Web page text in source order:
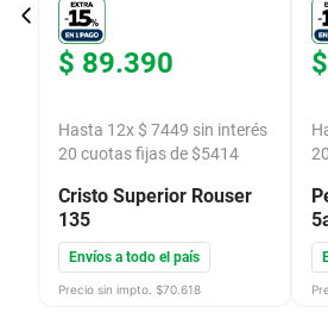
$ 89.390
Hasta 12x $ 7449 sin interés
20 cuotas fijas de $5414
Cristo Superior Rouser
135
Envíos a todo el país
Precio sin impto. $70.618
$
20